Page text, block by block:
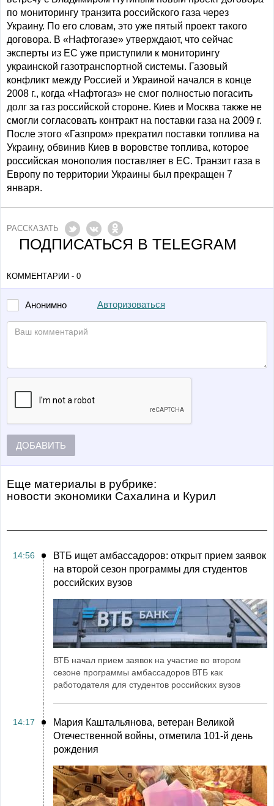
по мониторингу транзита российского газа через
Украину. По его словам, это уже пятый проект такого
договора. В «Нафтогазе» утверждают, что сейчас
эксперты из ЕС уже приступили к мониторингу
украинской газотранспортной системы. Газовый
конфликт между Россией и Украиной начался в конце
2008 г., когда «Нафтогаз» не смог полностью погасить
долг за газ российской стороне. Киев и Москва также не
смогли согласовать контракт на поставки газа на 2009 г.
После этого «Газпром» прекратил поставки топлива на
Украину, обвинив Киев в воровстве топлива, которое
российская монополия поставляет в ЕС. Транзит газа в
Европу по территории Украины был прекращен 7
января.
РАССКАЗАТЬ
ПОДПИСАТЬСЯ В TELEGRAM
КОММЕНТАРИИ - 0
Анонимно Авторизоваться
ДОБАВИТЬ
Еще материалы в рубрике:
Новости экономики Сахалина и Курил
14:56
ВТБ ищет амбассадоров: открыт прием заявок
на второй сезон программы для студентов
российских вузов
ВТБ начал прием заявок на участие во втором
сезоне программы амбассадоров ВТБ как
работодателя для студентов российских вузов
14:17
Мария Каштальянова, ветеран Великой
Отечественной войны, отметила 101-й день
рождения